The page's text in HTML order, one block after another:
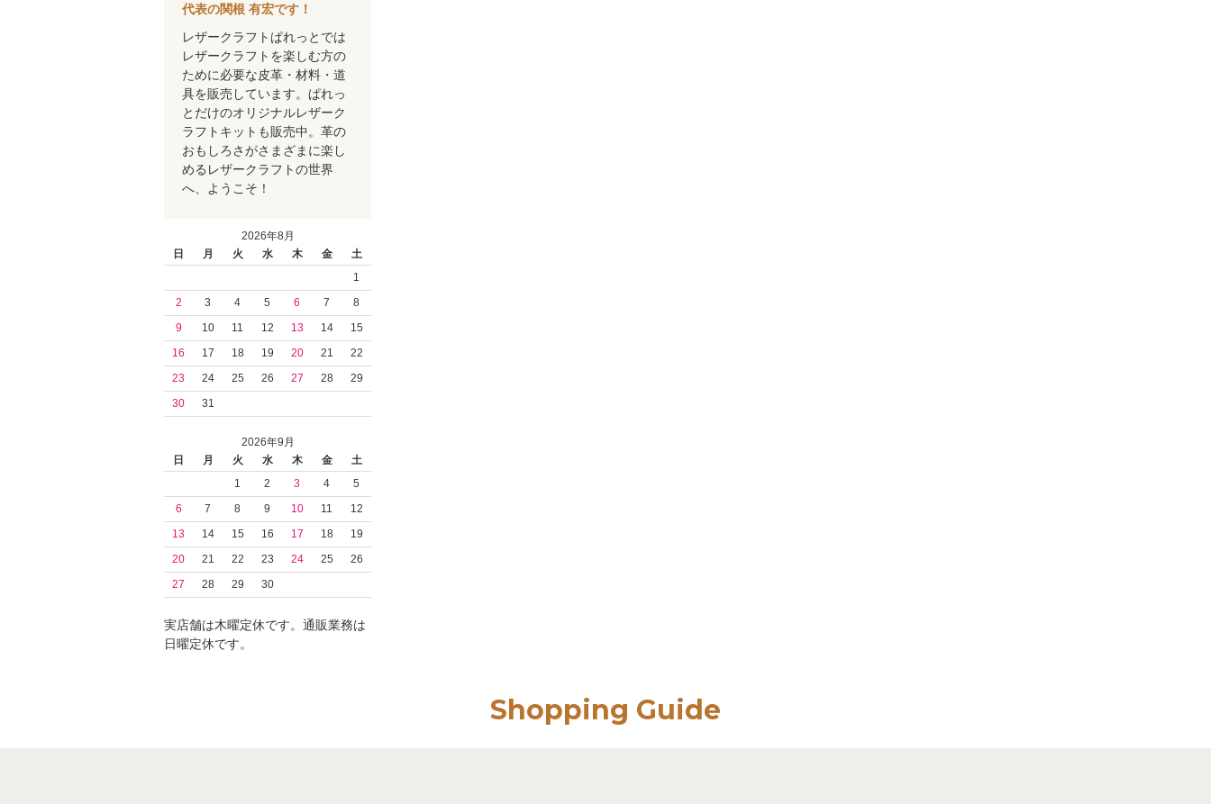
代表の関根 有宏です！
レザークラフトぱれっとでは
レザークラフトを楽しむ方の
ために必要な皮革・材料・道
具を販売しています。ぱれっ
とだけのオリジナルレザーク
ラフトキットも販売中。革の
おもしろさがさまざまに楽し
めるレザークラフトの世界
へ、ようこそ！
2026年8月
日
月 火 水 木 金
土
1
2
3 4 5 6 7
8
9
10 11 12 13 14
15
16
17 18 19 20 21
22
23
24 25 26 27 28
29
30
31
2026年9月
日
月 火 水 木 金
土
1
2 3 4
5
6
7 8 9 10 11
12
13
14 15 16 17 18
19
20
21 22 23 24 25
26
27
28 29 30
実店舗は木曜定休です。通販業務は
日曜定休です。
Shopping Guide